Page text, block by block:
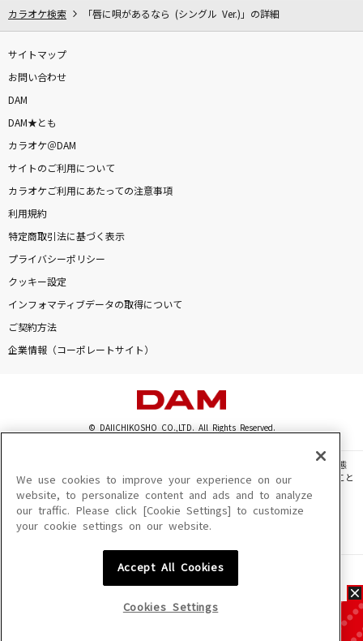
カラオケをもっと楽しもう！
カラオケ検索 「唇に唄があるなら (シングル Ver.)」の詳細
サイトマップ
お問い合わせ
DAM
DAM★とも
カラオケ＠DAM
サイトのご利用について
カラオケご利用にあたっての注意事項
利用規約
特定商取引法に基づく表示
プライバシーポリシー
クッキー設定
インフォマティブデータの取得について
ご契約方法
企業情報（コーポレートサイト）
© DAIICHIKOSHO CO.,LTD. All Rights Reserved.
このサイトに掲載されている一切の文章・画像・写真・動画・音声等を、手段や形態
を問わず、著作権法の定める範囲を超えて無断で複製、転載、ファイル化などすること
を禁じます。
楽曲及びコンテンツは、機種によりご利用いただけない場合があります。
楽曲及びコンテンツの配信日、配信内容が変更になる場合があります。
We use cookies to improve your experience on our
website, to personalize content and ads and to analyze
our traffic. Please click [Cookie Settings] to customize
your cookie settings on our website.
Accept All Cookies
Cookies Settings